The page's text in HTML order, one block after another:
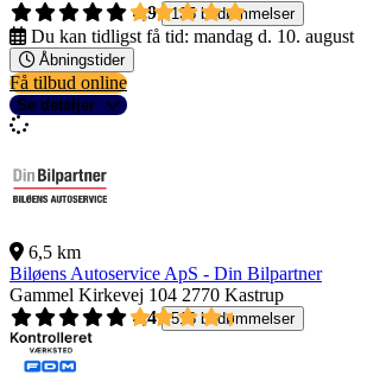
4,9
135 bedømmelser
Du kan tidligst få tid: mandag d. 10. august
Åbningstider
Få tilbud online
Se detaljer
6,5 km
Biløens Autoservice ApS - Din Bilpartner
Gammel Kirkevej 104 2770 Kastrup
4,4
518 bedømmelser